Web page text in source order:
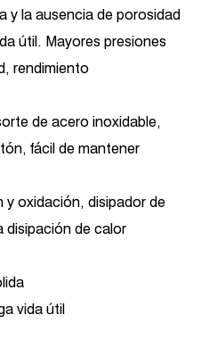
y ​​la ausencia de porosidad
útil. Mayores presiones
rendimiento
de acero inoxidable,
fácil de mantener
y oxidación, disipador de
disipación de calor
vida útil